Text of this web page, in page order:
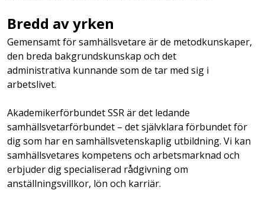
Bredd av yrken
Gemensamt för samhällsvetare är de metodkunskaper,
den breda bakgrundskunskap och det
administrativa kunnande som de tar med sig i
arbetslivet.
Akademikerförbundet SSR är det ledande
samhällsvetarförbundet – det självklara förbundet för
dig som har en samhällsvetenskaplig utbildning. Vi kan
samhällsvetares kompetens och arbetsmarknad och
erbjuder dig specialiserad rådgivning om
anställningsvillkor, lön och karriär.